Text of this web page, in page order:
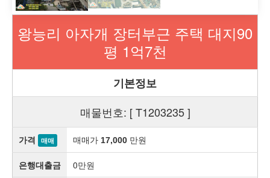
왕능리 아자개 장터부근 주택 대지90
평 1억7천
기본정보
매물번호: [ T1203235 ]
가격 매매 매매가 17,000 만원
은행대출금 0만원